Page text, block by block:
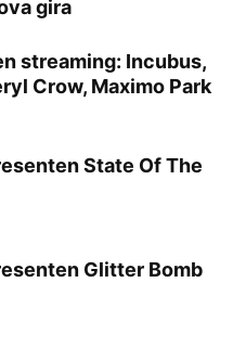
gira
streaming: Incubus,
Crow, Maximo Park
State Of The
Glitter Bomb